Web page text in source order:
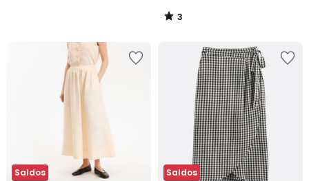
3
/
Saldos Saldos